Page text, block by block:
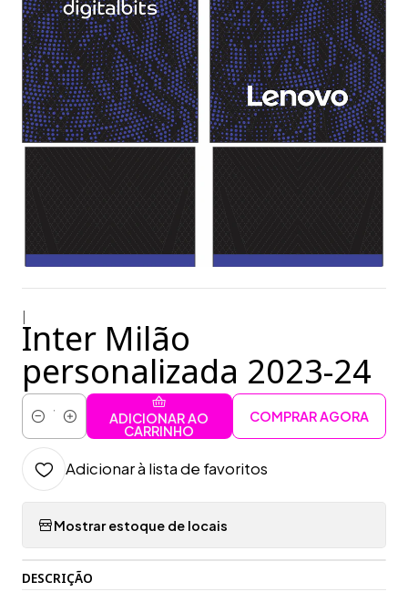
Inter Milão
personalizada 2023-24
Quantidade
ADICIONAR AO
CARRINHO
COMPRAR AGORA
Adicionar à lista de favoritos
Mostrar estoque de locais
DESCRIÇÃO